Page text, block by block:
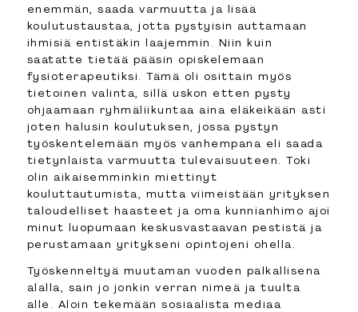
enemmän, saada varmuutta ja lisää
koulutustaustaa, jotta pystyisin auttamaan
ihmisiä entistäkin laajemmin. Niin kuin
saatatte tietää pääsin opiskelemaan
fysioterapeutiksi. Tämä oli osittain myös
tietoinen valinta, sillä uskon etten pysty
ohjaamaan ryhmäliikuntaa aina eläkeikään asti
joten halusin koulutuksen, jossa pystyn
työskentelemään myös vanhempana eli saada
tietynlaista varmuutta tulevaisuuteen. Toki
olin aikaisemminkin miettinyt
kouluttautumista, mutta viimeistään yrityksen
taloudelliset haasteet ja oma kunnianhimo ajoi
minut luopumaan keskusvastaavan pestistä ja
perustamaan yritykseni opintojeni ohella.
Työskenneltyä muutaman vuoden palkallisena
alalla, sain jo jonkin verran nimeä ja tuulta
alle. Aloin tekemään sosiaalista mediaa